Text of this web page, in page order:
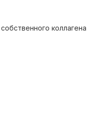
коллагена